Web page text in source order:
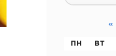
«
ПН ВТ